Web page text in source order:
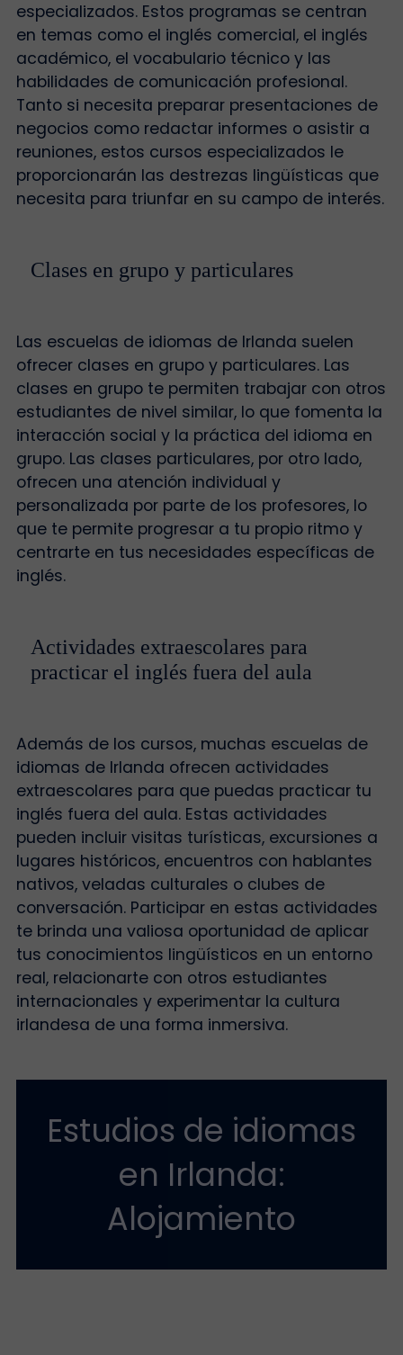
especializados. Estos programas se centran
en temas como el inglés comercial, el inglés
académico, el vocabulario técnico y las
habilidades de comunicación profesional.
Tanto si necesita preparar presentaciones de
negocios como redactar informes o asistir a
reuniones, estos cursos especializados le
proporcionarán las destrezas lingüísticas que
necesita para triunfar en su campo de interés.
Clases en grupo y particulares
Las escuelas de idiomas de Irlanda suelen
ofrecer clases en grupo y particulares. Las
clases en grupo te permiten trabajar con otros
estudiantes de nivel similar, lo que fomenta la
interacción social y la práctica del idioma en
grupo. Las clases particulares, por otro lado,
ofrecen una atención individual y
personalizada por parte de los profesores, lo
que te permite progresar a tu propio ritmo y
centrarte en tus necesidades específicas de
inglés.
Actividades extraescolares para
practicar el inglés fuera del aula
Además de los cursos, muchas escuelas de
idiomas de Irlanda ofrecen actividades
extraescolares para que puedas practicar tu
inglés fuera del aula. Estas actividades
pueden incluir visitas turísticas, excursiones a
lugares históricos, encuentros con hablantes
nativos, veladas culturales o clubes de
conversación. Participar en estas actividades
te brinda una valiosa oportunidad de aplicar
tus conocimientos lingüísticos en un entorno
real, relacionarte con otros estudiantes
internacionales y experimentar la cultura
irlandesa de una forma inmersiva.
Estudios de idiomas
en Irlanda:
Alojamiento